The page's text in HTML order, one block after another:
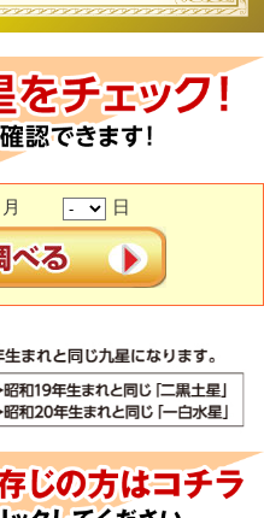
月 日